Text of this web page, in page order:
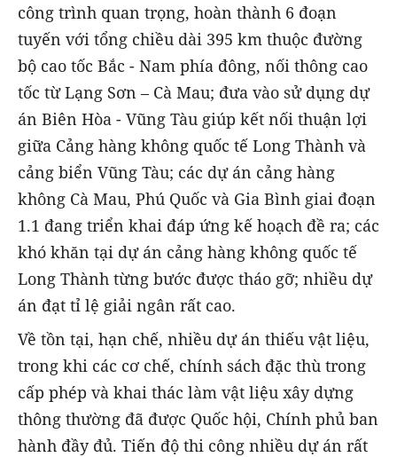
công trình quan trọng, hoàn thành 6 đoạn
tuyến với tổng chiều dài 395 km thuộc đường
bộ cao tốc Bắc - Nam phía đông, nối thông cao
tốc từ Lạng Sơn – Cà Mau; đưa vào sử dụng dự
án Biên Hòa - Vũng Tàu giúp kết nối thuận lợi
giữa Cảng hàng không quốc tế Long Thành và
cảng biển Vũng Tàu; các dự án cảng hàng
không Cà Mau, Phú Quốc và Gia Bình giai đoạn
1.1 đang triển khai đáp ứng kế hoạch đề ra; các
khó khăn tại dự án cảng hàng không quốc tế
Long Thành từng bước được tháo gỡ; nhiều dự
án đạt tỉ lệ giải ngân rất cao.
Về tồn tại, hạn chế, nhiều dự án thiếu vật liệu,
trong khi các cơ chế, chính sách đặc thù trong
cấp phép và khai thác làm vật liệu xây dựng
thông thường đã được Quốc hội, Chính phủ ban
hành đầy đủ. Tiến độ thi công nhiều dự án rất